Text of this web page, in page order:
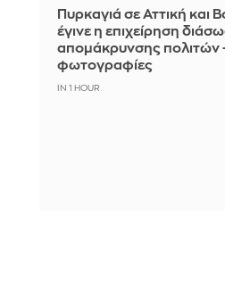
Πυρκαγιά σε Αττική και
έγινε η επιχείρηση
απομάκρυνσης πολιτών -
φωτογραφίες
IN 1 HOUR